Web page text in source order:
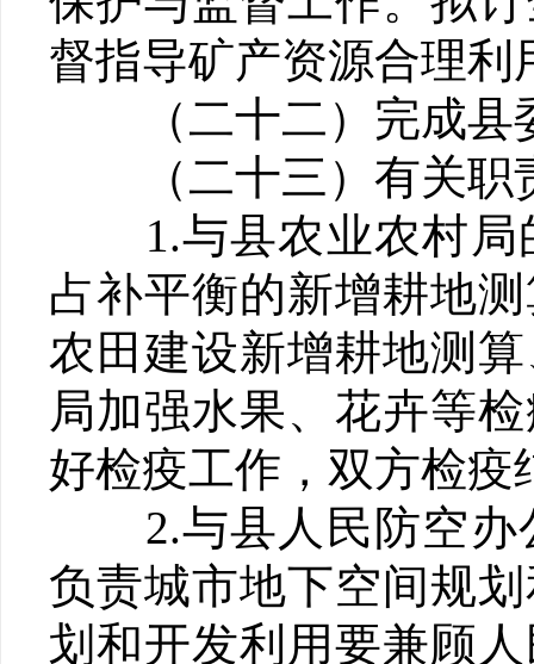
督指导矿产资源合理
（二十二）完成县
（二十三）有关职
1.与县农业农村局
占补平衡的新增耕地
农田建设新增耕地测
局加强水果、花卉等
好检疫工作，双方检
2.与县人民防空办
负责城市地下空间规
划和开发利用要兼顾